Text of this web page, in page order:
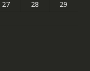
27 28
29